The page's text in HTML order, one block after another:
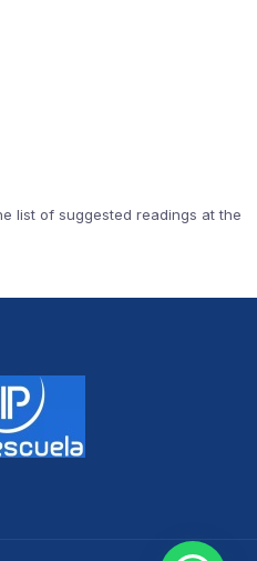
list of suggested readings at the